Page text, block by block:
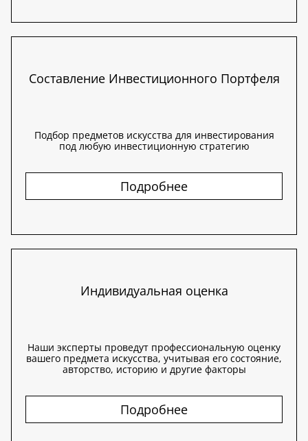
Составление Инвестиционного Портфеля
Подбор предметов искусства для инвестирования
под любую инвестиционную стратегию
Подробнее
Индивидуальная оценка
Наши эксперты проведут профессиональную оценку
вашего предмета искусства, учитывая его состояние,
авторство, историю и другие факторы
Подробнее